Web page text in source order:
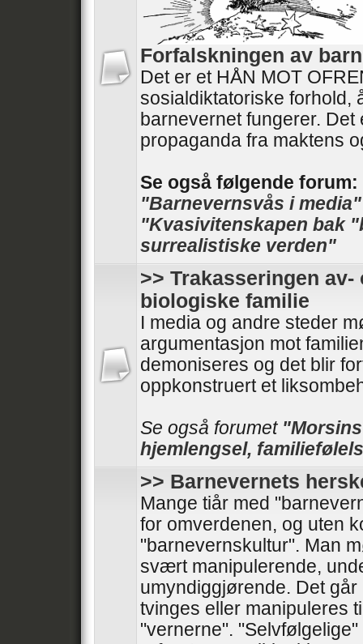
Forfalskningen av
Det er et HÅN MOT
sosialdiktatoriske forhold,
barnevernet fungerer. Det
propaganda fra maktens
Se også følgende forum:
"Barnevernsvås i media"
"Kvasivitenskapen bak
surrealistiske verden"
>> Trakasseringen
biologiske familie
I media og andre steder
argumentasjon mot
demoniseres og det blir
oppkonstruert et
Se også forumet
hjemlengsel,
>> Barnevernets
Mange tiår med
for omverdenen, og uten
"barnevernskultur". Man
svært manipulerende,
umyndiggjørende. Det
tvinges eller manipuleres
"vernerne".